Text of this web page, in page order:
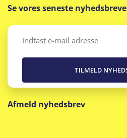
Kunstlæder
LED baglygter
LED kørelys
Metallak
Se vores seneste nyhedsbreve
Email
Afmeld nyhedsbrev